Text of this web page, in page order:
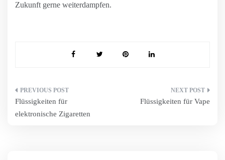
Zukunft gerne weiterdampfen.
Beitragsnavigation
Flüssigkeiten für
elektronische Zigaretten
Flüssigkeiten für Vape